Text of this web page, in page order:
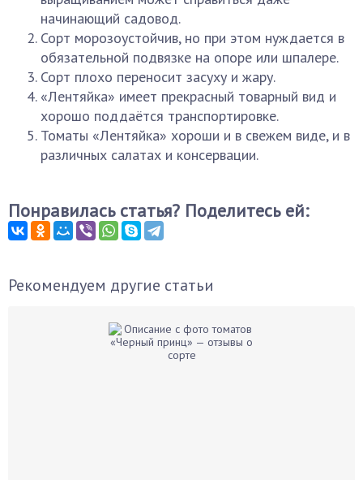
начинающий садовод.
Сорт морозоустойчив, но при этом нуждается в
обязательной подвязке на опоре или шпалере.
Сорт плохо переносит засуху и жару.
«Лентяйка» имеет прекрасный товарный вид и
хорошо поддаётся транспортировке.
Томаты «Лентяйка» хороши и в свежем виде, и в
различных салатах и консервации.
Понравилась статья? Поделитесь ей:
Рекомендуем другие статьи